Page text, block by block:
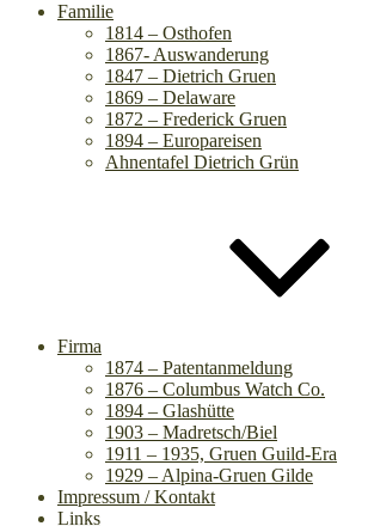
Familie
1814 – Osthofen
1867- Auswanderung
1847 – Dietrich Gruen
1869 – Delaware
1872 – Frederick Gruen
1894 – Europareisen
Ahnentafel Dietrich Grün
Firma
1874 – Patentanmeldung
1876 – Columbus Watch Co.
1894 – Glashütte
1903 – Madretsch/Biel
1911 – 1935, Gruen Guild-Era
1929 – Alpina-Gruen Gilde
Impressum / Kontakt
Links